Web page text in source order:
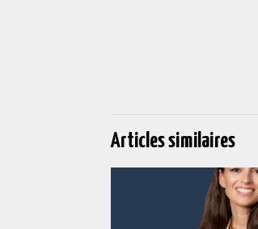
Articles similaires